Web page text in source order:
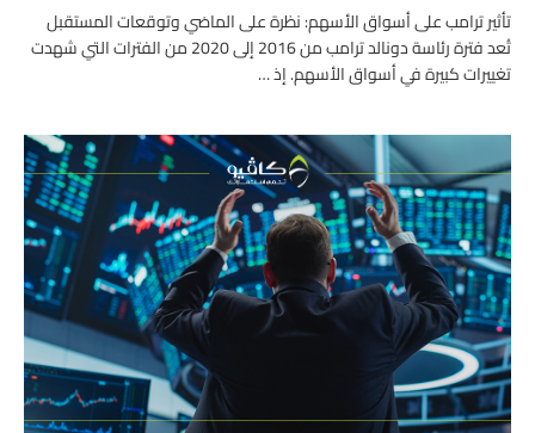
تأثير ترامب على أسواق الأسهم: نظرة على الماضي وتوقعات المستقبل
تُعد فترة رئاسة دونالد ترامب من 2016 إلى 2020 من الفترات التي شهدت
تغييرات كبيرة في أسواق الأسهم. إذ …